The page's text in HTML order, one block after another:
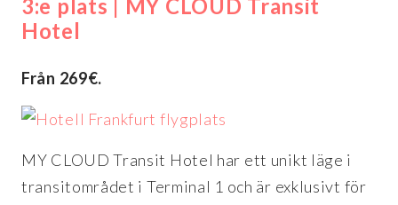
3:e plats | MY CLOUD Transit
Hotel
Från 269€.
MY CLOUD Transit Hotel har ett unikt läge i
transitområdet i Terminal 1 och är exklusivt för